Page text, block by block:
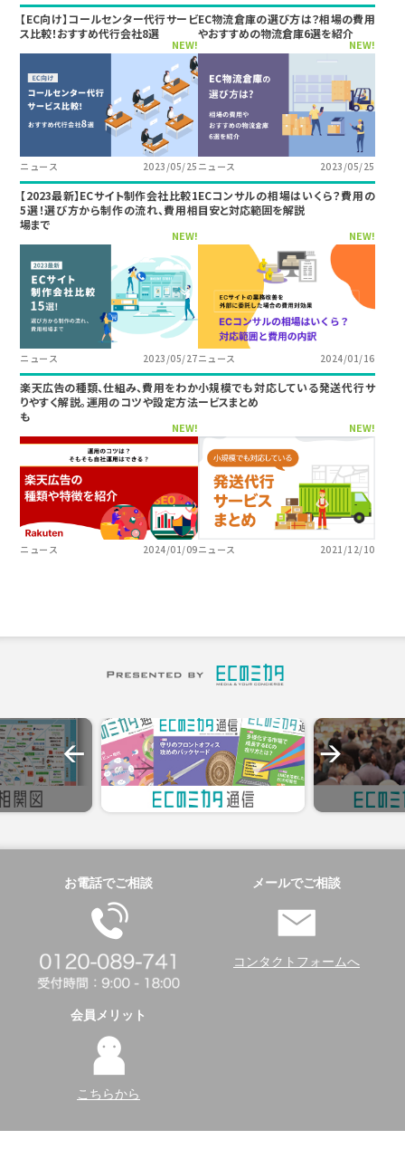
【EC向け】コールセンター代行サービ
ス比較！おすすめ代行会社8選
NEW!
ニュース 2023/05/25
EC物流倉庫の選び方は？相場の費用
やおすすめの物流倉庫6選を紹介
NEW!
ニュース 2023/05/25
【2023最新】ECサイト制作会社比較1
5選！選び方から制作の流れ、費用相
場まで
NEW!
ニュース 2023/05/27
ECコンサルの相場はいくら？費用の
目安と対応範囲を解説
NEW!
ニュース 2024/01/16
楽天広告の種類、仕組み、費用をわか
りやすく解説。運用のコツや設定方法
も
NEW!
ニュース 2024/01/09
小規模でも対応している発送代行サ
ービスまとめ
NEW!
ニュース 2021/12/10
お電話でご相談 メールでご相談
コンタクトフォームへ
会員メリット
こちらから